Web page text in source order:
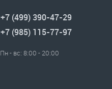
+7 (499) 390-47-29
+7 (985) 115-77-97
Пн - вс: 8:00 - 20:00